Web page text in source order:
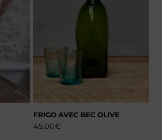
FRIGO AVEC BEC OLIVE
45.00€